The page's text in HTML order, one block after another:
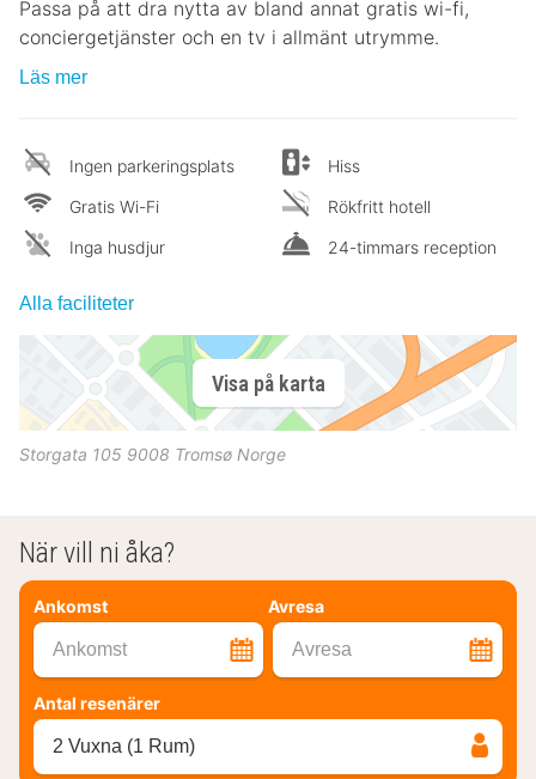
Passa på att dra nytta av bland annat gratis wi-fi,
conciergetjänster och en tv i allmänt utrymme.
Läs mer
Ingen parkeringsplats
Gratis Wi-Fi
Inga husdjur
Hiss
Rökfritt hotell
24-timmars reception
Alla faciliteter
Visa på karta
Storgata 105 9008 Tromsø Norge
När vill ni åka?
Ankomst Avresa
Ankomst Avresa
Antal resenärer
2 Vuxna (1 Rum)